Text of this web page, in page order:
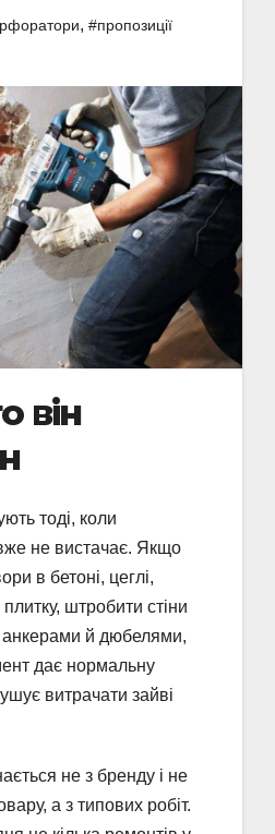
, #пропозиції
він
тоді, коли
не вистачає. Якщо
в бетоні, цеглі,
плитку, штробити стіни
й дюбелями,
дає нормальну
витрачати зайві
не з бренду і не
а з типових робіт.